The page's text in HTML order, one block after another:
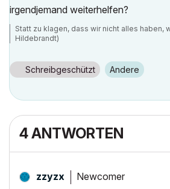
irgendjemand weiterhelfen?
Statt zu klagen, dass wir nicht alles
Hildebrandt)
Schreibgeschützt Andere
4 ANTWORTEN
zzyzx Newcomer